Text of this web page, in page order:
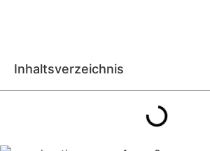
Inhaltsverzeichnis